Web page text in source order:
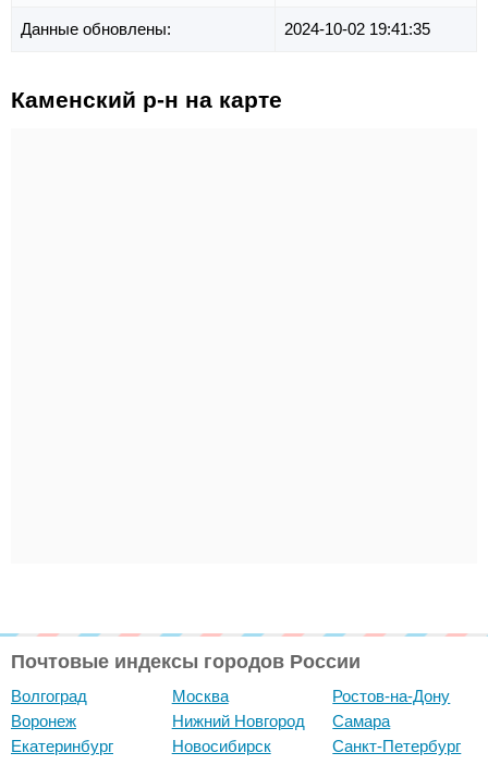
Данные обновлены: 2024-10-02 19:41:35
Каменский р-н на карте
Почтовые индексы городов России
Волгоград
Воронеж
Екатеринбург
Москва
Нижний Новгород
Новосибирск
Ростов-на-Дону
Самара
Санкт-Петербург